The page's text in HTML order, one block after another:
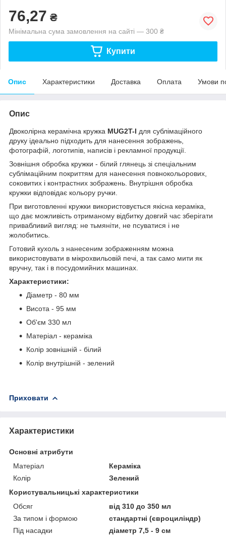
76,27 ₴
Мінімальна сума замовлення на сайті — 300 ₴
Купити
Опис Характеристики Доставка Оплата Умови
Опис
Двоколірна керамічна кружка MUG2T-I для сублімаційного
друку ідеально підходить для нанесення зображень,
фотографій, логотипів, написів і рекламної продукції.
Зовнішня обробка кружки - білий глянець зі спеціальним
сублімаційним покриттям для нанесення повнокольорових,
соковитих і контрастних зображень. Внутрішня обробка
кружки відповідає кольору ручки.
При виготовленні кружки використовується якісна кераміка,
що дає можливість отриманому відбитку довгий час зберігати
привабливий вигляд: не тьмяніти, не псуватися і не
жолобитись.
Готовий кухоль з нанесеним зображенням можна
використовувати в мікрохвильовій печі, а так само мити як
вручну, так і в посудомийних машинах.
Характеристики:
Діаметр - 80 мм
Висота - 95 мм
Об'єм 330 мл
Матеріал - кераміка
Колір зовнішній - білий
Колір внутрішній - зелений
Приховати
Характеристики
Основні атрибути
Матеріал
Кераміка
Колір
Зелений
Користувальницькі характеристики
Обсяг
від 310 до 350 мл
За типом і формою
стандартні (євроциліндр)
Під насадки
діаметр 7,5 - 9 см